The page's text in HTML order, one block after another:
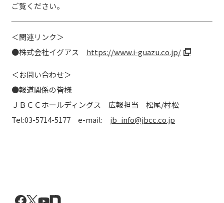
ご覧ください。
＜関連リンク＞
●株式会社イグアス https://www.i-guazu.co.jp/
＜お問い合わせ＞
●報道関係の皆様
ＪＢＣＣホールディングス 広報担当 松尾/村松
Tel:03-5714-5177 e-mail: jb_info@jbcc.co.jp